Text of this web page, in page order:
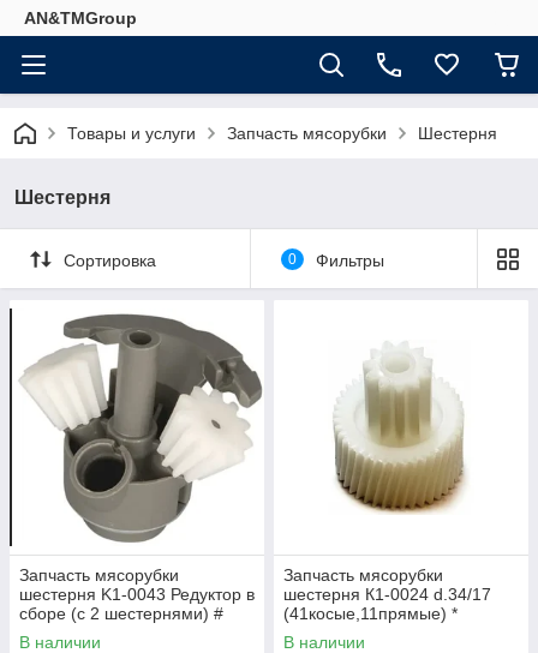
AN&TMGroup
Товары и услуги Запчасть мясорубки Шестерня
Шестерня
Сортировка 0 Фильтры
Запчасть мясорубки
шестерня K1-0043 Редуктор в
сборе (с 2 шестернями) #
BOSCH
В наличии
Запчасть мясорубки
шестерня К1-0024 d.34/17
(41косые,11прямые) *
В наличии